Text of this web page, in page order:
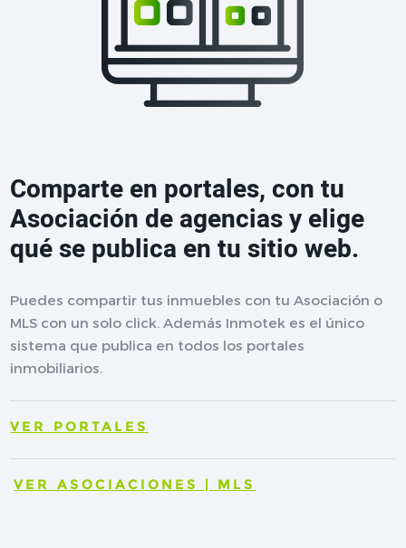
Comparte en portales, con tu
Asociación de agencias y elige
qué se publica en tu sitio web.
Puedes compartir tus inmuebles con tu Asociación o
MLS con un solo click. Además Inmotek es el único
sistema que publica en todos los portales
inmobiliarios.
VER PORTALES
VER ASOCIACIONES | MLS